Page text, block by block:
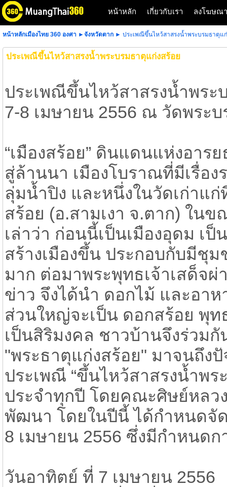
หน้าหลัก เกี่ยวกับเรา ลงโฆษณา
หน้าหลักเมืองไทย 360 องศา ►จังหวัดตาก ► ประเพณีขึ้นไหว้สาสรงน้ำพระบรมธาตุแ
ประเพณีขึ้นไหว้สาสรงน้ำพระบรมธาตุแก่งสร้อย
ประเพณีขึ้นไหว้สาสรงน้ำพระ
7-8 เมษายน 2556 ณ วัดพระ
​“เมืองสร้อย” ดินแดนแห่งอาร
สู่ล้านนา เมืองโบราณที่มีเรื่อ
ลุ่มน้ำปิง และหนึ่งในวัดเก่าแก่
สร้อย (อ.สามเงา จ.ตาก) ใน
เล่าว่า ก่อนนี้เป็นเมืองอุดม เ
สร้างเมืองขึ้น ประกอบกับมีชุ
มาก ต่อมาพระพุทธเจ้าเสด็จ
ข่าว จึงได้นำ ดอกไม้ และอา
ส่วนใหญ่จะเป็น ดอกสร้อย พุท
เป็นสิริมงคล ชาวบ้านจึงร่วมกั
"พระธาตุแก่งสร้อย" มาจนถึง
ประเพณี “ขึ้นไหว้สาสรงน้ำพ
ประจำทุกปี โดยคณะศิษย์หลว
พัฒนา โดยในปีนี้ ได้กำหนดจั
8 เมษายน 2556 ซึ่งมีกำหนดก
วันอาทิตย์ ที่ 7 เมษายน 2556